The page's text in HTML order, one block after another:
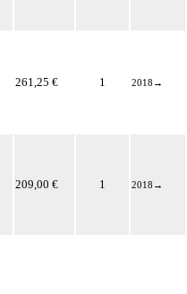
261,25 € 1 2018 →
209,00 € 1 2018 →